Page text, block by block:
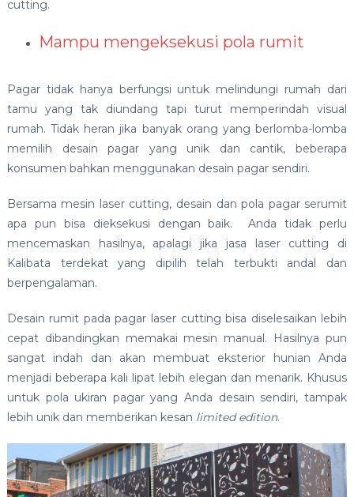
cutting.
Mampu mengeksekusi pola rumit
Pagar tidak hanya berfungsi untuk melindungi rumah dari
tamu yang tak diundang tapi turut memperindah visual
rumah. Tidak heran jika banyak orang yang berlomba-lomba
memilih desain pagar yang unik dan cantik, beberapa
konsumen bahkan menggunakan desain pagar sendiri.
Bersama mesin laser cutting, desain dan pola pagar serumit
apa pun bisa dieksekusi dengan baik. Anda tidak perlu
mencemaskan hasilnya, apalagi jika jasa laser cutting di
Kalibata terdekatyang dipilih telah terbukti andal dan
berpengalaman.
Desain rumit pada pagar laser cutting bisa diselesaikan lebih
cepat dibandingkan memakai mesin manual. Hasilnya pun
sangat indah dan akan membuat eksterior hunian Anda
menjadi beberapa kali lipat lebih elegan dan menarik. Khusus
untuk pola ukiran pagar yang Anda desain sendiri, tampak
lebih unik dan memberikan kesan limited edition.